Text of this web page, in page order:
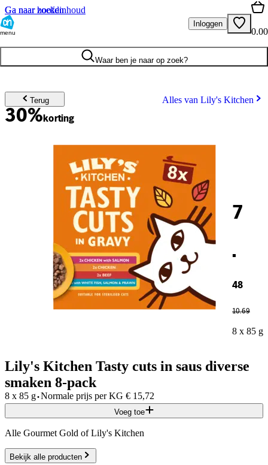
Ga naar hoofdinhoud
Ga naar zoeken
menu
Inloggen
0.00
Waar ben je naar op zoek?
Terug Alles van Lily's Kitchen
30%korting
7
.
48
10.69
8 x 85 g
Lily's Kitchen Tasty cuts in saus diverse
smaken 8-pack
8 x 85 g·Normale prijs per KG € 15,72
Voeg toe
Alle Gourmet Gold of Lily's Kitchen
Bekijk alle producten